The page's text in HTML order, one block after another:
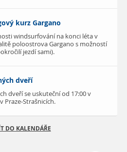
kurz Gargano
windsurfování na konci léta v
poloostrova Gargano s možností
jezdí sami).
dveří
dveří se uskuteční od 17:00 v
Praze-Strašnicích.
DO KALENDÁŘE